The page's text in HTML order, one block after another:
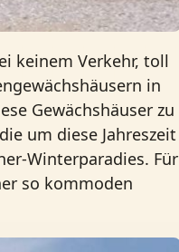
keinem Verkehr, toll
in
Gewächshäuser zu
um diese Jahreszeit
Winterparadies. Für
so kommoden